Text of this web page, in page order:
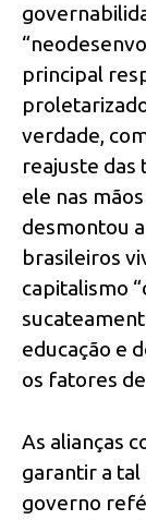
principal
verdade,
reajuste
ele nas
desmontou
brasileiros
capitalismo
educação e
os fatores
As alianças
garantir a
governo